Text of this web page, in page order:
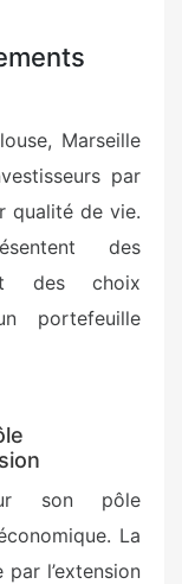
Marseille
par
qualité de vie.
des
des choix
portefeuille
son pôle
La
l’extension